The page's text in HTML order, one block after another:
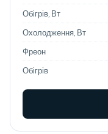
Обігрів, Вт
Охолодження, Вт
Фреон
Обігрів